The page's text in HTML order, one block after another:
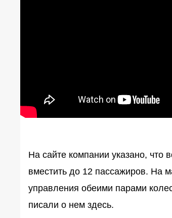
На сайте компании указано, что
вместить до 12 пассажиров. На
управления обеими парами
писали о нем здесь.